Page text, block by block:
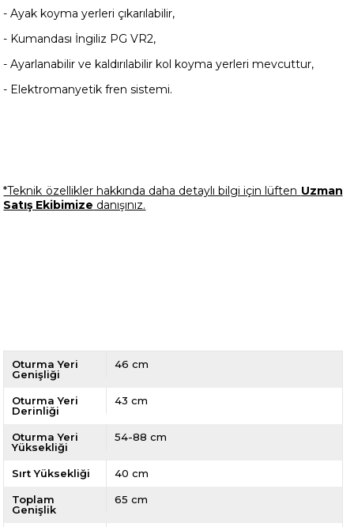
- Ayak koyma yerleri çıkarılabilir,
- Kumandası İngiliz PG VR2,
- Ayarlanabilir ve kaldırılabilir kol koyma yerleri mevcuttur,
- Elektromanyetik fren sistemi.
*Teknik özellikler hakkında daha detaylı bilgi için lüften Uzman
Satış Ekibimize danışınız.
Oturma Yeri
Genişliği
46 cm
Oturma Yeri
Derinliği
43 cm
Oturma Yeri
Yüksekliği
54-88 cm
Sırt Yüksekliği 40 cm
Toplam
Genişlik
65 cm